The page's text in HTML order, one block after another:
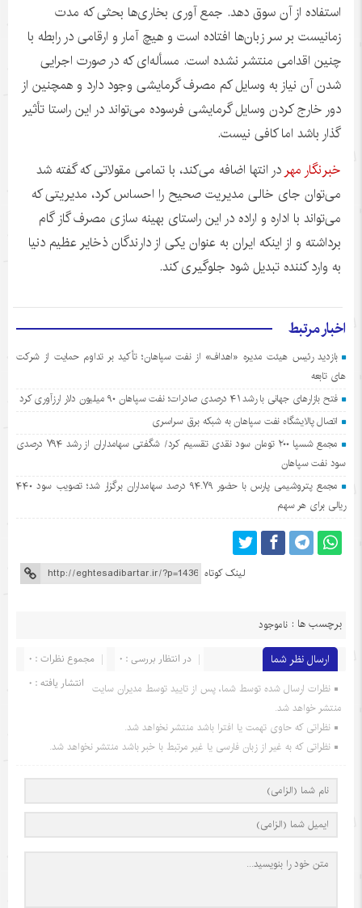
استفاده از آن سوق دهد. جمعآوری بخاری‌ها بحثی که مدت
زمانیستبر سر زبان‌ها افتاده است و هیچ آمار و ارقامی در رابطه با
چنین اقدامی منتشر نشده است. مسأله‌ای که در صورت اجرایی
شدن آن نیاز به وسایل کم مصرف گرمایشی وجود دارد و همچنین از
دور خارج کردن وسایل گرمایشی فرسوده می‌تواند در این راستا تأثیر
گذار باشد اما کافی نیست.
خبرنگار مهردر انتها اضافه می‌کند، با تمامی مقولاتی که گفته شد
می‌توان جای خالی مدیریت صحیح را احساس کرد، مدیریتی که
می‌تواند با اداره و اراده در این راستای بهینه سازی مصرف گاز گام
برداشته و از اینکه ایران به عنوان یکی از دارندگان ذخایر عظیم دنیا
به وارد کننده تبدیل شود جلوگیری کند.
اخبار مرتبط
بازدید رئیس هیئت مدیره «اهداف» از نفت سپاهان؛ تأکید بر تداوم حمایت از شرکت
های تابعه
فتح بازارهای جهانی با رشد ۴۱ درصدی صادرات؛ نفت سپاهان ۹۰ میلیون دلار ارزآوری کرد
اتصال پالایشگاه نفت سپاهان به شبکه برق سراسری
مجمع شسپا ۲۰۰ تومان سود نقدی تقسیم کرد/ شگفتی سهامداران از رشد ۷۹۴ درصدی
سود نفت سپاهان
مجمع پتروشیمی پارس با حضور ۹۴.۷۹ درصد سهامداران برگزار شد؛ تصویب سود ۴۴۰
ریالی برای هر سهم
لینک کوتاه
برچسب ها : ناموجود
ارسال نظر شما مجموع نظرات : 0
در انتظار بررسی : 0
انتشار یافته : 0 نظرات ارسال شده توسط شما، پس از تایید توسط مدیران سایت
منتشر خواهد شد.
نظراتی که حاوی تهمت یا افترا باشد منتشر نخواهد شد.
نظراتی که به غیر از زبان فارسی یا غیر مرتبط با خبر باشد منتشر نخواهد شد.